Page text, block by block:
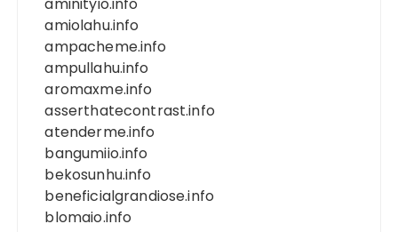
aminityio.info
amiolahu.info
ampacheme.info
ampullahu.info
aromaxme.info
asserthatecontrast.info
atenderme.info
bangumiio.info
bekosunhu.info
beneficialgrandiose.info
blomaio.info